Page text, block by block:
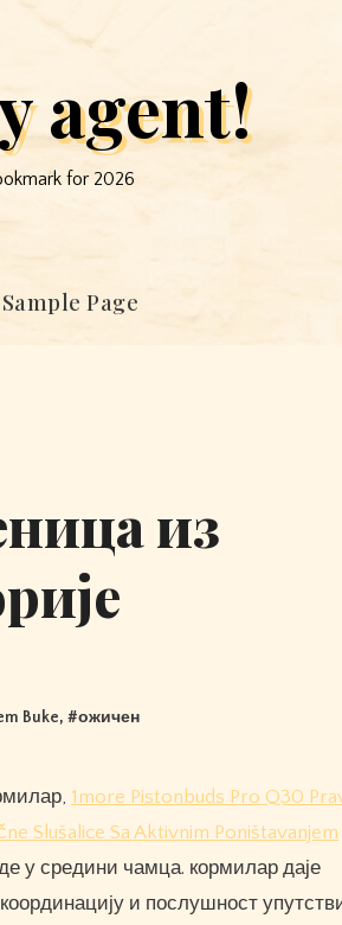
agent!
for 2026
Sample Page
из
Buke, #ожичен
1more Pistonbuds Pro Q30
Slušalice Sa Aktivnim Poništavanjem
у средини чамца. кормилар даје
и послушност